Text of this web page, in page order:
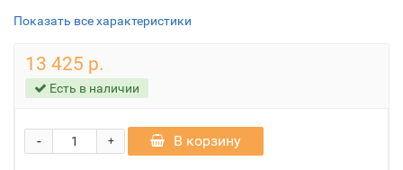
Показать все характеристики
13 425 р.
Есть в наличии
+
- В корзину